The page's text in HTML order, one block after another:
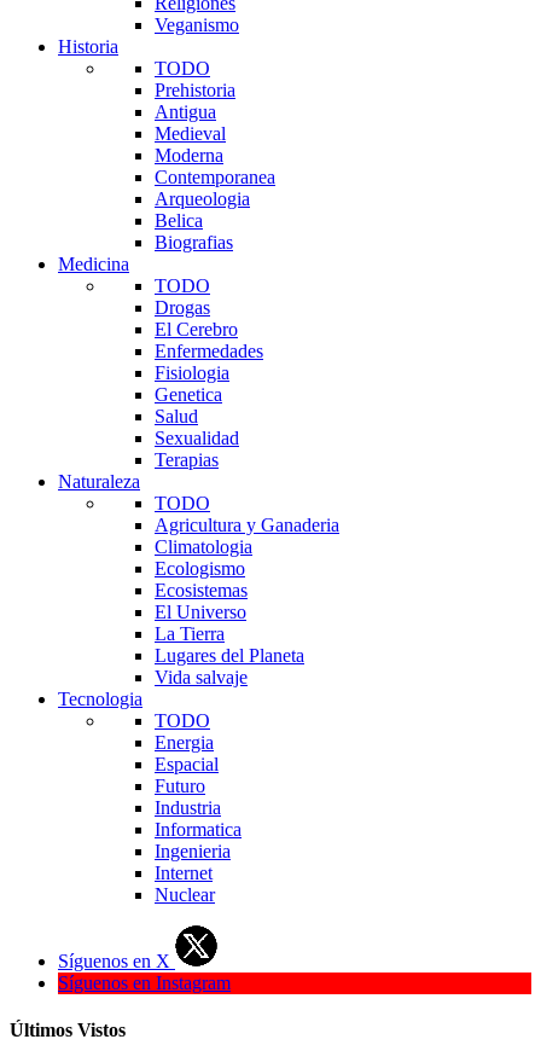
Veganismo
Historia
TODO
Prehistoria
Antigua
Medieval
Moderna
Contemporanea
Arqueologia
Belica
Biografias
Medicina
TODO
Drogas
El Cerebro
Enfermedades
Fisiologia
Genetica
Salud
Sexualidad
Terapias
Naturaleza
TODO
Agricultura y Ganaderia
Climatologia
Ecologismo
Ecosistemas
El Universo
La Tierra
Lugares del Planeta
Vida salvaje
Tecnologia
TODO
Energia
Espacial
Futuro
Industria
Informatica
Ingenieria
Internet
Nuclear
Síguenos en X
Síguenos en Instagram
Últimos Vistos